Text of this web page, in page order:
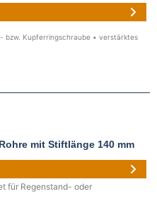
bzw. Kupferringschraube • verstärktes
mit Stiftlänge 140 mm
für Regenstand- oder